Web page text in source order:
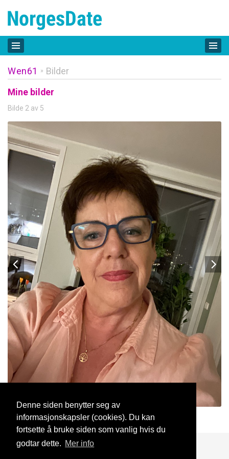
Denne siden benytter seg av
informasjonskapsler (cookies). Du kan
fortsette å bruke siden som vanlig hvis du
godtar dette. Mer info
Wen61 » Bilder
Mine bilder
Bilde 2 av 5
Wen61 15 Apr, 2025
Blogg Support Kontakt oss